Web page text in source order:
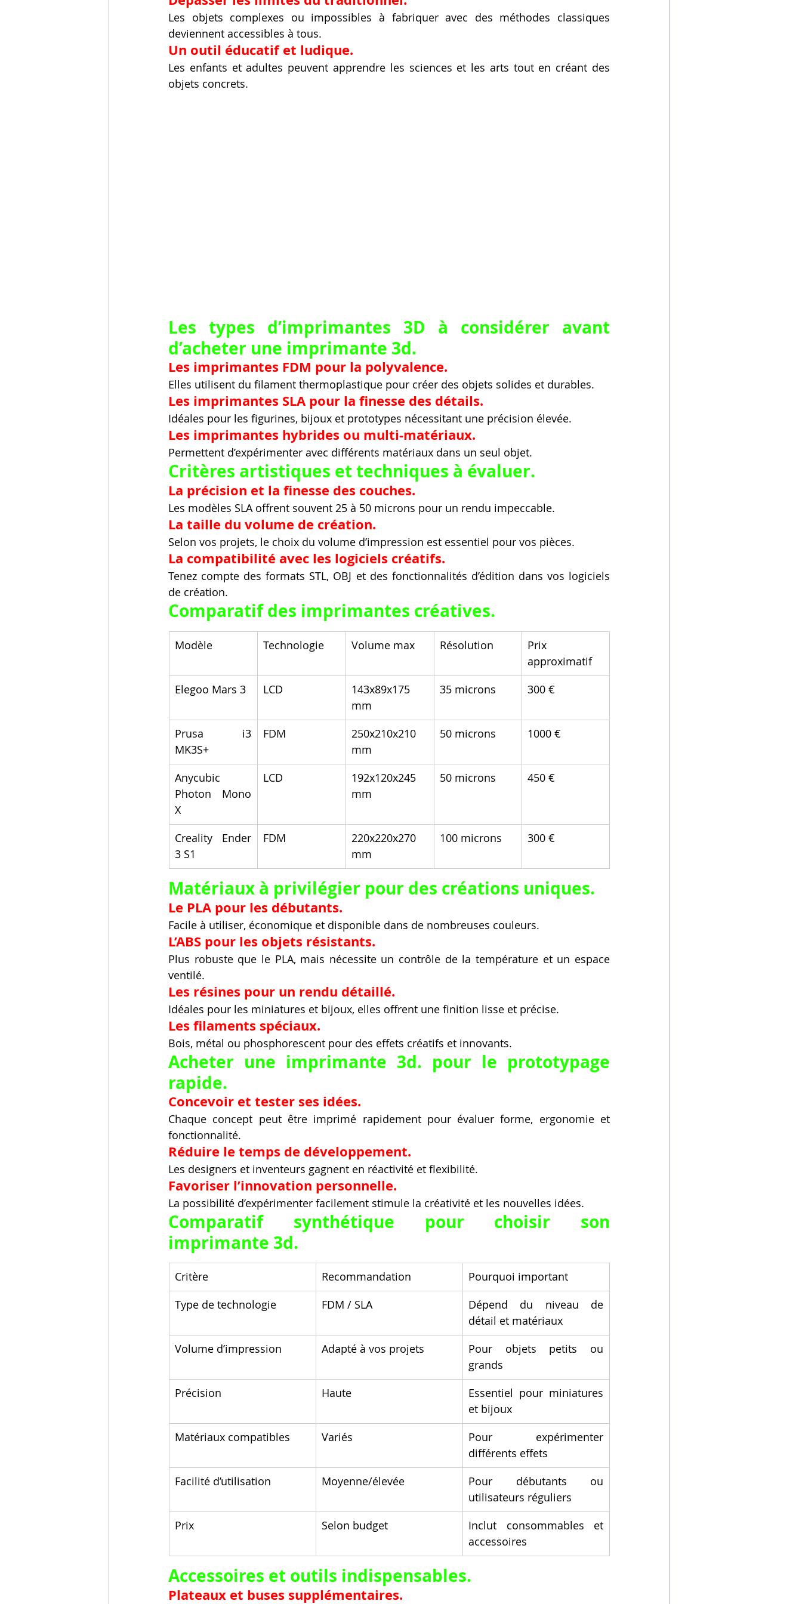
Vidéos sur l'impression 3D, Artillery M1 pro Creality HI combo Filament PETG
Formation impresssion 3D formation CPF
Les objets complexes ou impossibles à fabriquer avec des méthodes classiques
deviennent accessibles à tous.
Un outil éducatif et ludique.
Les enfants et adultes peuvent apprendre les sciences et les arts tout en créant des
objets concrets.
Les types d’imprimantes 3D à considérer avant
d’acheter une imprimante 3d.
Les imprimantes FDM pour la polyvalence.
Elles utilisent du filament thermoplastique pour créer des objets solides et durables.
Les imprimantes SLA pour la finesse des détails.
Idéales pour les figurines, bijoux et prototypes nécessitant une précision élevée.
Les imprimantes hybrides ou multi-matériaux.
Permettent d’expérimenter avec différents matériaux dans un seul objet.
Critères artistiques et techniques à évaluer.
La précision et la finesse des couches.
Les modèles SLA offrent souvent 25 à 50 microns pour un rendu impeccable.
La taille du volume de création.
Selon vos projets, le choix du volume d’impression est essentiel pour vos pièces.
La compatibilité avec les logiciels créatifs.
Tenez compte des formats STL, OBJ et des fonctionnalités d’édition dans vos logiciels
de création.
Comparatif des imprimantes créatives.
Modèle Technologie Volume max Résolution
Prix
approximatif
Elegoo Mars 3
LCD
143x89x175
mm
35 microns 300 €
Prusa i3
MK3S+
FDM
250x210x210
mm
50 microns 1000 €
Anycubic
Photon Mono
X
LCD
192x120x245
mm
50 microns 450 €
Creality Ender
3 S1
FDM
220x220x270
mm
100 microns 300 €
Matériaux à privilégier pour des créations uniques.
Le PLA pour les débutants.
Facile à utiliser, économique et disponible dans de nombreuses couleurs.
L’ABS pour les objets résistants.
Plus robuste que le PLA, mais nécessite un contrôle de la température et un espace
ventilé.
Les résines pour un rendu détaillé.
Idéales pour les miniatures et bijoux, elles offrent une finition lisse et précise.
Les filaments spéciaux.
Bois, métal ou phosphorescent pour des effets créatifs et innovants.
Acheter une imprimante 3d. pour le prototypage
rapide.
Concevoir et tester ses idées.
Chaque concept peut être imprimé rapidement pour évaluer forme, ergonomie et
fonctionnalité.
Réduire le temps de développement.
Les designers et inventeurs gagnent en réactivité et flexibilité.
Favoriser l’innovation personnelle.
La possibilité d’expérimenter facilement stimule la créativité et les nouvelles idées.
Comparatif synthétique pour choisir son
imprimante 3d.
Critère Recommandation
Pourquoi important
Type de technologie
FDM / SLA
Dépend du niveau de
détail et matériaux
Volume d’impression
Adapté à vos projets
Pour objets petits ou
grands
Précision
Haute
Essentiel pour miniatures
et bijoux
Matériaux compatibles
Variés
Pour expérimenter
différents effets
Facilité d’utilisation
Moyenne/élevée
Pour débutants ou
utilisateurs réguliers
Prix
Selon budget
Inclut consommables et
accessoires
Accessoires et outils indispensables.
Plateaux et buses supplémentaires.